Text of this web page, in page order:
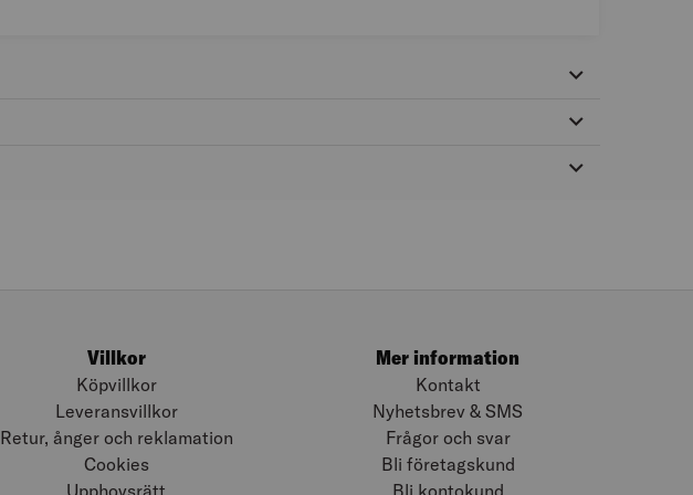
Villkor
Köpvillkor
Leveransvillkor
Retur, ånger och reklamation
Cookies
Upphovsrätt
Mer information
Kontakt
Nyhetsbrev & SMS
Frågor och svar
Bli företagskund
Bli kontokund